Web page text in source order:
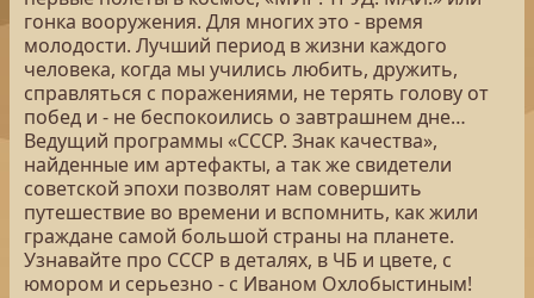
гонка вооружения. Для многих это - время
молодости. Лучший период в жизни каждого
человека, когда мы учились любить, дружить,
справляться с поражениями, не терять голову от
побед и - не беспокоились о завтрашнем дне…
Ведущий программы «СССР. Знак качества»,
найденные им артефакты, а так же свидетели
советской эпохи позволят нам совершить
путешествие во времени и вспомнить, как жили
граждане самой большой страны на планете.
Узнавайте про СССР в деталях, в ЧБ и цвете, с
юмором и серьезно - с Иваном Охлобыстиным!